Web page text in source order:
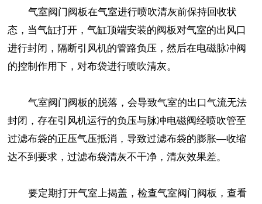
气室阀门阀板在气室进行喷吹清灰前保持回收状
态，当气缸打开，气缸顶端安装的阀板对气室的出风口
进行封闭，隔断引风机的管路负压，然后在电磁脉冲阀
的控制作用下，对布袋进行喷吹清灰。
气室阀门阀板的脱落，会导致气室的出口气流无法
封闭，存在引风机运行的负压与脉冲电磁阀经喷吹管至
过滤布袋的正压气压抵消，导致过滤布袋的膨胀—收缩
达不到要求，过滤布袋清灰不干净，清灰效果差。
要定期打开气室上揭盖，检查气室阀门阀板，查看